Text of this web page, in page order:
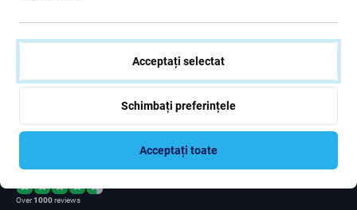
Sunt de acord cu trimiterea newsletter-ului
Rated Excellent
Over1000reviews
Acceptați selectat
Schimbați preferințele
Acceptați toate